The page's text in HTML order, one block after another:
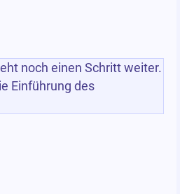
noch einen Schritt weiter.
Einführung des